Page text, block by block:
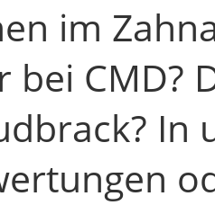
im
bei CMD?